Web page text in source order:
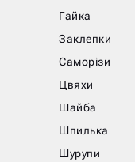
Гайка
Заклепки
Саморізи
Цвяхи
Шайба
Шпилька
Шурупи